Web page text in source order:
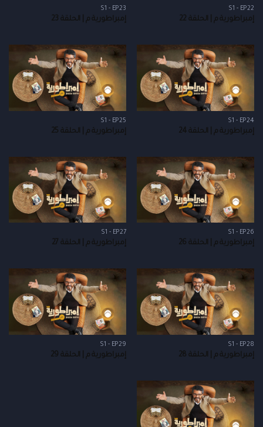
S1 - EP22
إمبراطورية م | الحلقة 22
S1 - EP23
إمبراطورية م | الحلقة 23
S1 - EP24
إمبراطورية م | الحلقة 24
S1 - EP25
إمبراطورية م | الحلقة 25
S1 - EP26
إمبراطورية م | الحلقة 26
S1 - EP27
إمبراطورية م | الحلقة 27
S1 - EP28
إمبراطورية م | الحلقة 28
S1 - EP29
إمبراطورية م | الحلقة 29